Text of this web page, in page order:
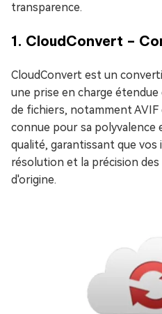
transparence.
1. CloudConvert –
CloudConvert est un
une prise en charge
de fichiers, notamment
connue pour sa polyvalence
qualité, garantissant que vos
résolution et la précision
d'origine.